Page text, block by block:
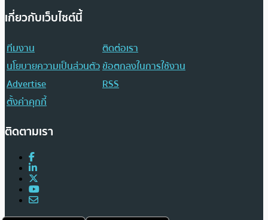
เกี่ยวกับเว็บไซต์นี้
ทีมงาน
ติดต่อเรา
นโยบายความเป็นส่วนตัวข้อตกลงในการใช้งาน
Advertise
RSS
ตั้งค่าคุกกี้
ติดตามเรา